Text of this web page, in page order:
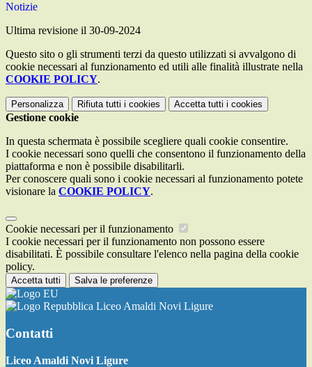
Notizie
Ultima revisione il 30-09-2024
Questo sito o gli strumenti terzi da questo utilizzati si avvalgono di
cookie necessari al funzionamento ed utili alle finalità illustrate nella
COOKIE POLICY.
Personalizza Rifiuta tutti i cookies Accetta tutti i cookies
Gestione cookie
In questa schermata è possibile scegliere quali cookie consentire.
I cookie necessari sono quelli che consentono il funzionamento della
piattaforma e non è possibile disabilitarli.
Per conoscere quali sono i cookie necessari al funzionamento potete
visionare la COOKIE POLICY.
Cookie necessari per il funzionamento
I cookie necessari per il funzionamento non possono essere
disabilitati. È possibile consultare l'elenco nella pagina della cookie
policy.
Accetta tutti Salva le preferenze
Liceo Amaldi Novi Ligure
Contatti
Liceo Amaldi Novi Ligure